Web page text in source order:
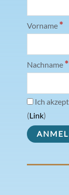
Vorname *
Nachname *
Ich
(Link)